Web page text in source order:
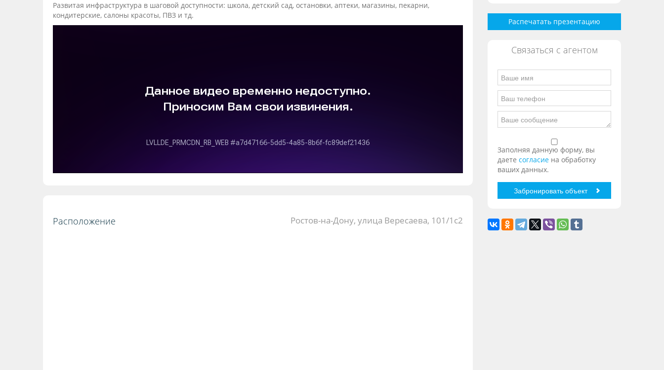
Развитая инфраструктура в шаговой доступности: школа, детский сад, остановки, аптеки, магазины, пекарни,
кондитерские, салоны красоты, ПВЗ и тд.
Расположение Ростов-на-Дону, улица Вересаева, 101/1с2
Распечатать презентацию
Связаться с агентом
Заполняя данную форму, вы
даете согласие на обработку
ваших данных.